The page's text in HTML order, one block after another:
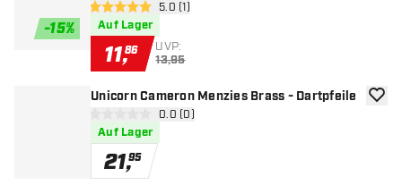
-15%
Bewertungsbereich öffnen
5 Bewertungssterne
5.0 (1)
Auf Lager
11,86 UVP:
13,95
Unicorn Cameron Menzies Brass - Dartpfeile
Bewertungsbereich öffnen
0 Bewertungssterne
0.0 (0)
Auf Lager
21,95
Zur